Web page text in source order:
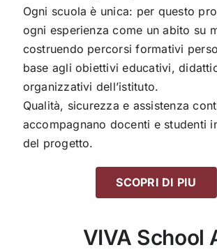
Ogni scuola è unica: per questo
ogni esperienza come un abito su
costruendo percorsi formativi
base agli obiettivi educativi,
organizzativi dell’istituto.
Qualità, sicurezza e assistenza
accompagnano docenti e studenti
del progetto.
SCOPRI DI PIU
VIVA School